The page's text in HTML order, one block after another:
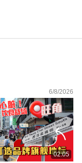
6/8/2026
02:05